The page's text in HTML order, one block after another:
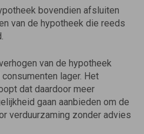
bovendien afsluiten
van de hypotheek die reeds
van de hypotheek
lager. Het
dat daardoor meer
gaan aanbieden om de
verduurzaming zonder advies